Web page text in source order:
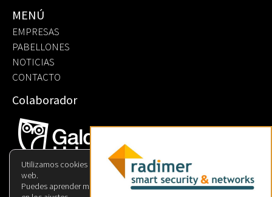
MENÚ
EMPRESAS
PABELLONES
NOTICIAS
CONTACTO
Colaborador
Utilizamos cookies para ofrecerte la mejor experiencia en nuestra
web.
Puedes aprender más sobre qué cookies utilizamos o cambiarlas